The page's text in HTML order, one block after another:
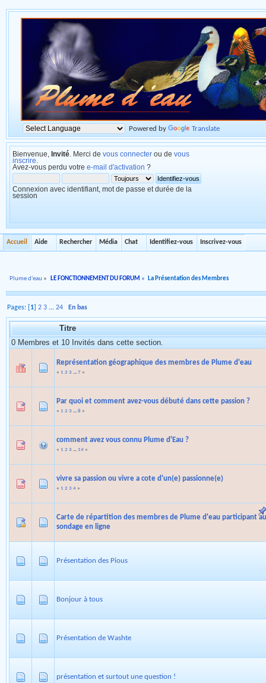
Powered by Translate
Bienvenue, Invité . Merci de vous connecter ou de vous
inscrire
Avez-vous perdu votre e-mail d'activation ?
Connexion avec identifiant, mot de passe et durée de la
session
Accueil Aide Rechercher Média Chat Identifiez-vous Inscrivez-vous
Plume d'eau » LE FONCTIONNEMENT DU FORUM » La Présentation des Membres
Pages: [ 1 ]2 3 ...24 En bas
Titre
0 Membres et 10 Invités dans cette section.
Représentation géographique des membres de Plume d'eau
« 1 2 3 ... 7 »
Par quoi et comment avez-vous débuté dans cette passion ?
« 1 2 3 ... 8 »
comment avez vous connu Plume d'Eau ?
« 1 2 3 ... 14 »
vivre sa passion ou vivre a cote d'un(e) passionne(e)
« 1 2 3 4 »
Carte de répartition des membres de Plume d'eau participant au
sondage en ligne
Présentation des Pious
Bonjour à tous
Présentation de Washte
présentation et surtout une question !